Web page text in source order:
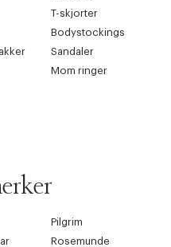
T-skjorter
Bodystockings
Sandaler
Mom ringer
Pilgrim
Rosemunde